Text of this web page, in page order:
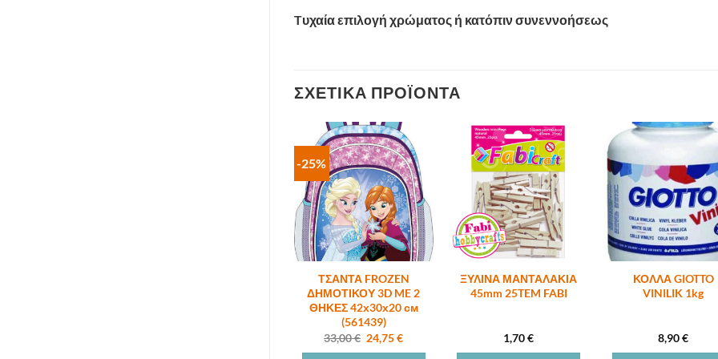
Tυχαία επιλογή χρώματος ή κατόπιν συνεννοήσεως
ΣΧΕΤΙΚΆ ΠΡΟΪΌΝΤΑ
-25%
ΤΣΑΝΤΑ FROZEN
ΔΗΜΟΤΙΚΟΥ 3D ME 2
ΘΗΚΕΣ 42х30х20 см
(561439)
33,00€ Original
price
24,75€Η
ΞΥΛΙΝΑ ΜΑΝΤΑΛΑΚΙΑ
45mm 25TEM FABI
1,70€
ΚΟΛΛΑ GIOTTO
VINILIK 1kg
8,90€